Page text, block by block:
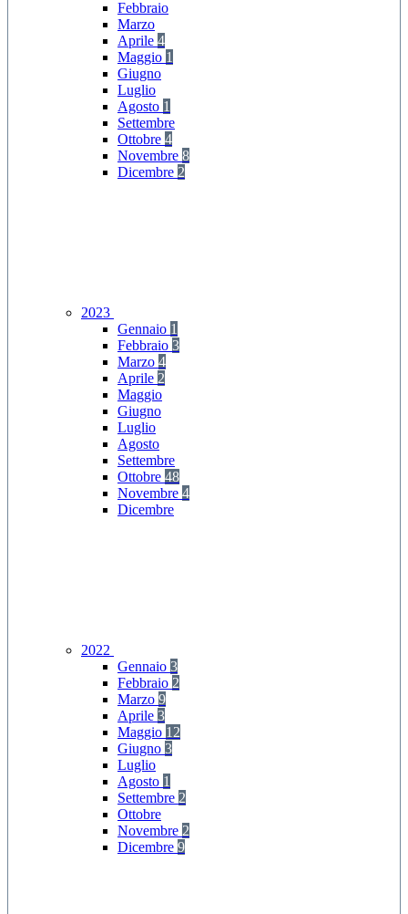
Febbraio
Marzo
Aprile 4
Maggio 1
Giugno
Luglio
Agosto 1
Settembre
Ottobre 4
Novembre 8
Dicembre 2
2023
Gennaio 1
Febbraio 3
Marzo 4
Aprile 2
Maggio
Giugno
Luglio
Agosto
Settembre
Ottobre 48
Novembre 4
Dicembre
2022
Gennaio 3
Febbraio 2
Marzo 9
Aprile 3
Maggio 12
Giugno 3
Luglio
Agosto 1
Settembre 2
Ottobre
Novembre 2
Dicembre 9